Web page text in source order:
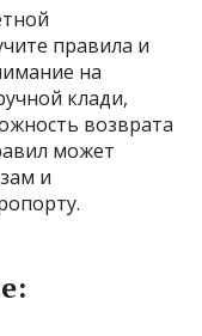
правила и
на
клади,
возврата
может
и